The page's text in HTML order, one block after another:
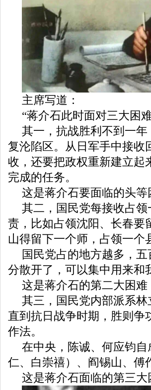
主席写道：
“蒋介石此时面对三大困
其一，抗战胜利不到一
复沦陷区。从日军手中接收
收，还要把政权重新建立起
完成的任务。
这是蒋介石要面临的头等
其二，国民党每接收占
责，比如占领沈阳、长春要
山得留下一个师，占领一个
国民党占的地方越多，
分散开了，可以集中用来和
这是蒋介石的第二大困难
其三，国民党内部派系
直到抗日战争时期，胜则争
作法。
在中央，陈诚、何应钧
仁、白崇禧）、阎锡山、傅
这是蒋介石面临的第三大